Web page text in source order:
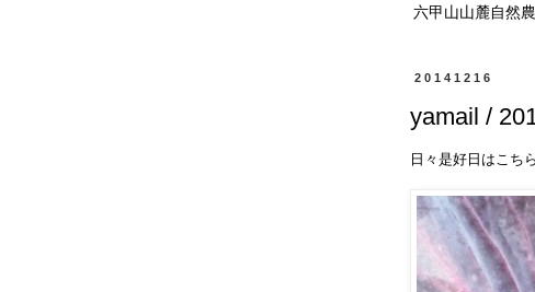
六甲山山麓自然
20141216
yamail /
日々是好日はこち